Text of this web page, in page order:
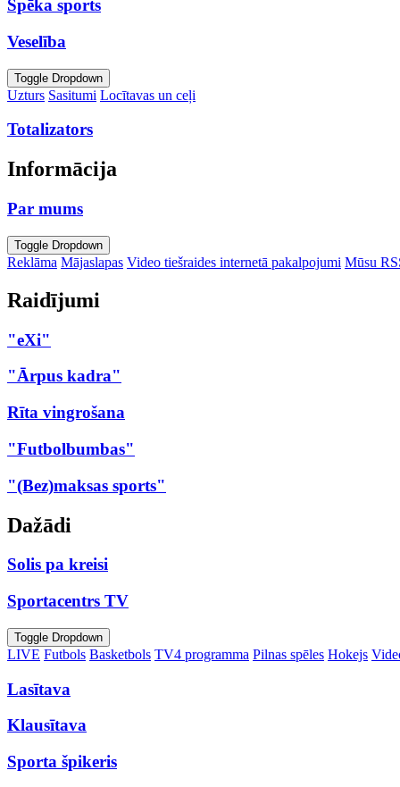
Spēka sports
Veselība
Toggle Dropdown
Uzturs Sasitumi Locītavas un ceļi
Totalizators
Informācija
Par mums
Toggle Dropdown
Reklāma Mājaslapas Video tiešraides internetā pakalpojumi Mūsu
Raidījumi
"eXi"
"Ārpus kadra"
Rīta vingrošana
"Futbolbumbas"
"(Bez)maksas sports"
Dažādi
Solis pa kreisi
Sportacentrs TV
Toggle Dropdown
LIVE Futbols Basketbols TV4 programma Pilnas spēles Hokejs
Lasītava
Klausītava
Sporta špikeris